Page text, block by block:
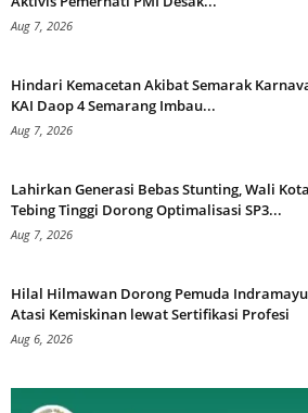
Aug 7, 2026
Hindari Kemacetan Akibat Semarak
KAI Daop 4 Semarang Imbau...
Aug 7, 2026
Lahirkan Generasi Bebas Stunting, Wali Kota
Tebing Tinggi Dorong Optimalisasi SP3...
Aug 7, 2026
Hilal Hilmawan Dorong Pemuda
Atasi Kemiskinan lewat Sertifikasi Profesi
Aug 6, 2026